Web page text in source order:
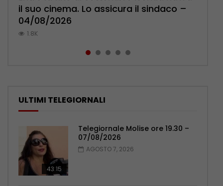
il suo cinema. Lo assicura il sindaco –
04/08/2026
1.8K
cittadini: ‘Abbiamo paura per i ragazzi’
– 07/08/2026
1.1K
l’ambulatorio per curare l’osteoporosi
– 06/08/2026
1.1K
Pensionati: più relazioni e servizi di
prossimità – 04/08/2026
1.1K
Polizia: impegno nel rafforzare organici
– 05/08/2026
1K
ULTIMI TELEGIORNALI
43:15
Telegiornale Molise ore 19.30 –
07/08/2026
AGOSTO 7, 2026